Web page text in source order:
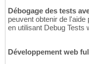
Débogage des tests
peuvent obtenir de
en utilisant Debug Tests
Développement web